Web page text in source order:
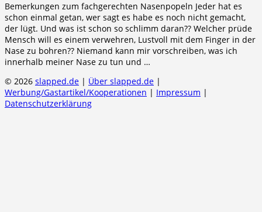
Bemerkungen zum fachgerechten Nasenpopeln Jeder hat es
schon einmal getan, wer sagt es habe es noch nicht gemacht,
der lügt. Und was ist schon so schlimm daran?? Welcher prüde
Mensch will es einem verwehren, Lustvoll mit dem Finger in der
Nase zu bohren?? Niemand kann mir vorschreiben, was ich
innerhalb meiner Nase zu tun und …
© 2026 slapped.de | Über slapped.de |
Werbung/Gastartikel/Kooperationen | Impressum |
Datenschutzerklärung